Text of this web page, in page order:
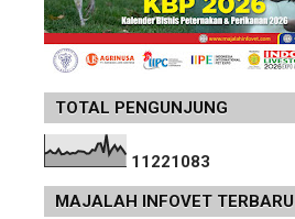
TOTAL PENGUNJUNG
11221083
MAJALAH INFOVET TERBARU